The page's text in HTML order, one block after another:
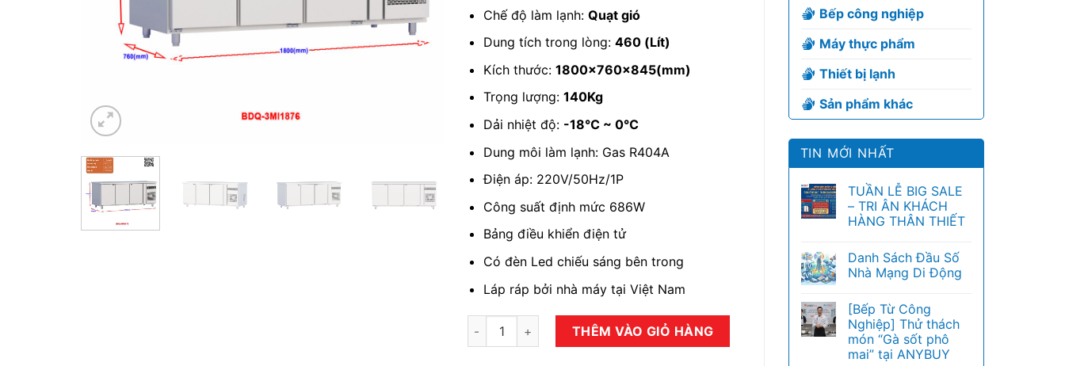
Chế độ làm lạnh:Quạt gió
Dung tích trong lòng:460 (Lít)
Kích thước:1800x760x845(mm)
Trọng lượng:140Kg
Dải nhiệt độ: -18℃ ~ 0℃
Dung môi làm lạnh: Gas R404A
Điện áp: 220V/50Hz/1P
Công suất định mức 686W
Bảng điều khiển điện tử
Có đèn Led chiếu sáng bên trong
Láp ráp bởi nhà máy tại Việt Nam
Tủ bàn đông quạt gió 3 cánh BDQ-3MI1876 số lượng
THÊM VÀO GIỎ HÀNG
Bếp công nghiệp
Máy thực phẩm
Thiết bị lạnh
Sản phẩm khác
TIN MỚI NHẤT
TUẦN LỄ BIG SALE
– TRI ÂN KHÁCH
HÀNG THÂN THIẾT
Danh Sách Đầu Số
Nhà Mạng Di Động
[Bếp Từ Công
Nghiệp] Thử thách
món “Gà sốt phô
mai” tại ANYBUY